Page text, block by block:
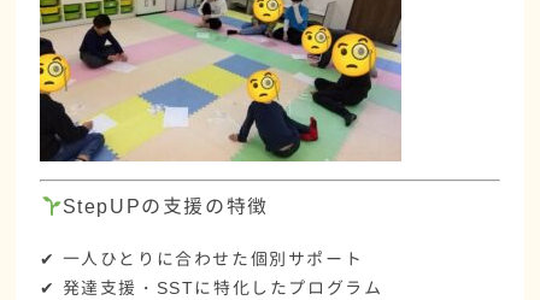
StepUPの支援の特徴
✔ 一人ひとりに合わせた個別サポート
✔ 発達支援・SSTに特化したプログラム